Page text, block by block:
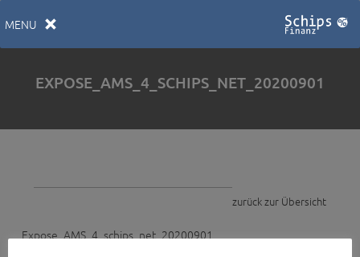
MENU
EXPOSE_AMS_4_SCHIPS_NET_20200901
zurück zur Übersicht
Expose_AMS_4_schips_net_20200901